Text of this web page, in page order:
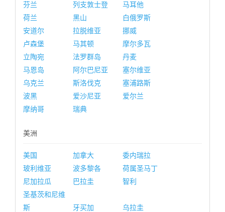
芬兰
列支敦士登
马耳他
荷兰
黑山
白俄罗斯
安道尔
拉脱维亚
挪威
卢森堡
马其顿
摩尔多瓦
立陶宛
法罗群岛
丹麦
马恩岛
阿尔巴尼亚
塞尔维亚
乌克兰
斯洛伐克
塞浦路斯
波黑
爱沙尼亚
爱尔兰
摩纳哥
瑞典
美洲
美国 加拿大
委内瑞拉
玻利维亚
波多黎各
荷属圣马丁
尼加拉瓜
巴拉圭
智利
圣基茨和尼维
斯
牙买加 乌拉圭